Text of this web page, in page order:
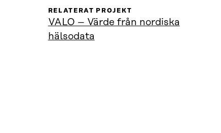
RELATERAT PROJEKT
VALO – Värde från nordiska
hälsodata